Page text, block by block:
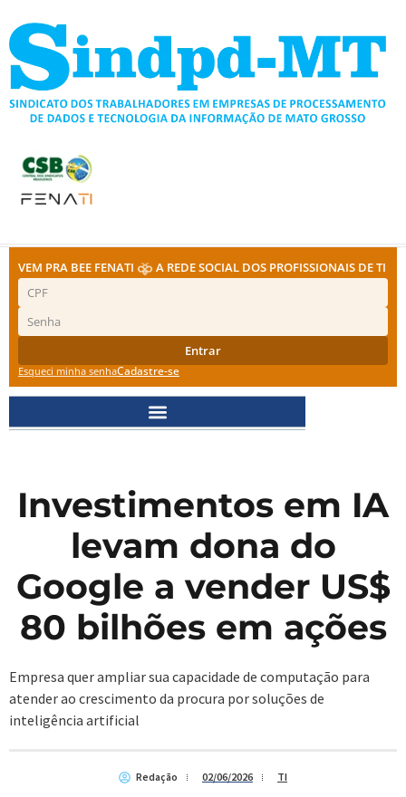
para
conteúdo
VEM PRA BEE FENATI A REDE SOCIAL DOS PROFISSIONAIS DE TI
Entrar
Esqueci minha senhaCadastre-se
Investimentos em IA
levam dona do
Google a vender US$
80 bilhões em ações
Empresa quer ampliar sua capacidade de computação para
atender ao crescimento da procura por soluções de
inteligência artificial
Redação 02/06/2026 TI